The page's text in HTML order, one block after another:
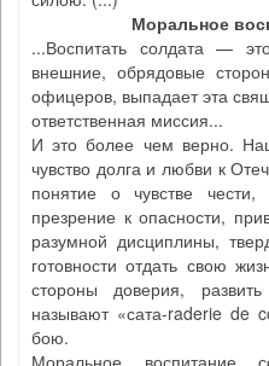
Моральное
...Воспитать солдата —
внешние, обрядовые
офицеров, выпадает эта
ответственная миссия...
И это более чем верно.
чувство долга и любви к
понятие о чувстве
презрение к опасности,
разумной дисциплины,
готовности отдать свою
стороны доверия,
называют «сата-raderie de
бою.
Моральное воспитание